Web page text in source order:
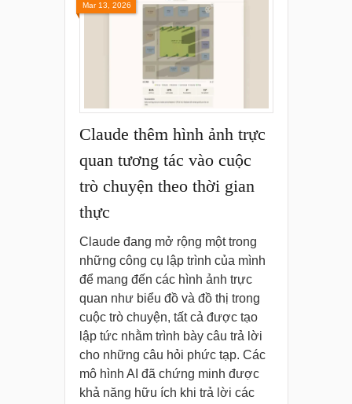
Claude thêm hình ảnh trực
quan tương tác vào cuộc
trò chuyện theo thời gian
thực
Claude đang mở rộng một trong
những công cụ lập trình của mình
để mang đến các hình ảnh trực
quan như biểu đồ và đồ thị trong
cuộc trò chuyện, tất cả được tạo
lập tức nhằm trình bày câu trả lời
cho những câu hỏi phức tạp. Các
mô hình AI đã chứng minh được
khả năng hữu ích khi trả lời các
Mar 13, 2026